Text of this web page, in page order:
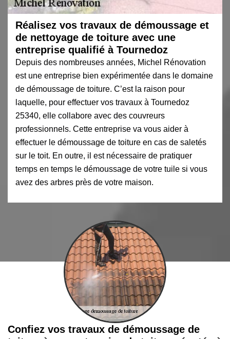
Réalisez vos travaux de démoussage et
de nettoyage de toiture avec une
entreprise qualifié à Tournedoz
Depuis des nombreuses années, Michel Rénovation
est une entreprise bien expérimentée dans le domaine
de démoussage de toiture. C’est la raison pour
laquelle, pour effectuer vos travaux à Tournedoz
25340, elle collabore avec des couvreurs
professionnels. Cette entreprise va vous aider à
effectuer le démoussage de toiture en cas de saletés
sur le toit. En outre, il est nécessaire de pratiquer
temps en temps le démoussage de votre tuile si vous
avez des arbres près de votre maison.
Confiez vos travaux de démoussage de